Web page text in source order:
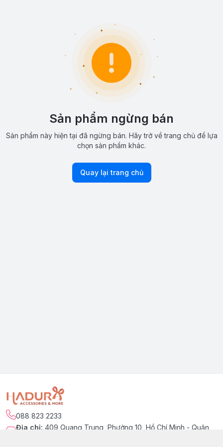
Sản phẩm ngừng bán
Sản phẩm này hiện tại đã ngừng bán. Hãy trở về trang chủ để lựa
chọn sản phẩm khác.
Quay lại trang chủ
088 823 2233
Địa chỉ: 409 Quang Trung, Phường 10, Hồ Chí Minh - Quận